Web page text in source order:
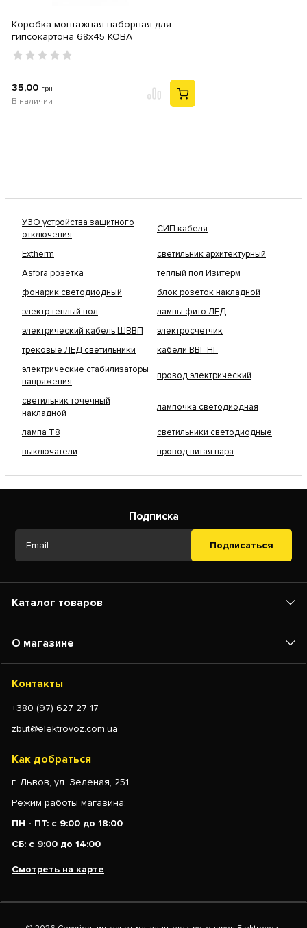
Коробка монтажная наборная для
гипсокартона 68х45 KOBA
35,00 грн
В наличии
УЗО устройства защитного
отключения
СИП кабеля
Extherm
светильник архитектурный
Asfora розетка
теплый пол Изитерм
фонарик светодиодный
блок розеток накладной
электр теплый пол
лампы фито ЛЕД
электрический кабель ШВВП
электросчетчик
трековые ЛЕД светильники
кабели ВВГ НГ
электрические стабилизаторы
напряжения
провод электрический
светильник точечный
накладной
лампочка светодиодная
лампа Т8
светильники светодиодные
выключатели
провод витая пара
Подписка
Подписаться
Каталог товаров
О магазине
Контакты
+380 (97) 627 27 17
zbut@elektrovoz.com.ua
Как добраться
г. Львов, ул. Зеленая, 251
Режим работы магазина:
ПН - ПТ: с 9:00 до 18:00
СБ: с 9:00 до 14:00
Смотреть на карте